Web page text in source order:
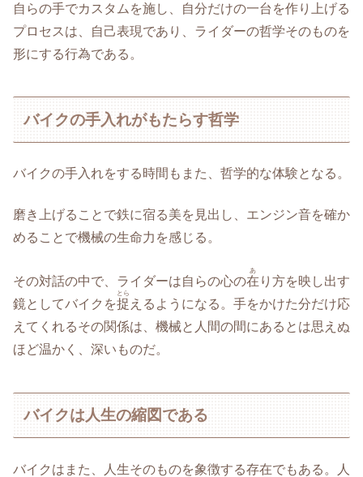
自らの手でカスタムを施し、自分だけの一台を作り上げる
プロセスは、自己表現であり、ライダーの哲学そのものを
形にする行為である。
バイクの手入れがもたらす哲学
バイクの手入れをする時間もまた、哲学的な体験となる。
磨き上げることで鉄に宿る美を見出し、エンジン音を確か
めることで機械の生命力を感じる。
その対話の中で、ライダーは自らの心の在
あ
り方を映し出す
鏡としてバイクを捉
とら
えるようになる。手をかけた分だけ応
えてくれるその関係は、機械と人間の間にあるとは思えぬ
ほど温かく、深いものだ。
バイクは人生の縮図である
バイクはまた、人生そのものを象徴する存在でもある。人